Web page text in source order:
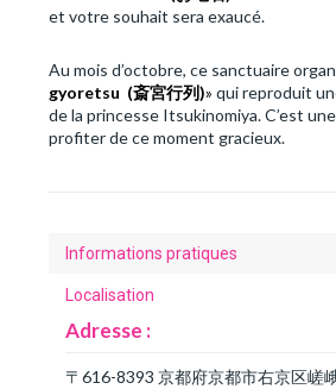
et votre souhait sera exaucé.
Au mois d’octobre, ce sanctuaire
gyoretsu (斎宮行列)» qui reproduit
de la princesse Itsukinomiya. C’est
profiter de ce moment gracieux.
Informations pratiques
Localisation
Adresse :
〒616-8393 京都府京都市右京区嵯